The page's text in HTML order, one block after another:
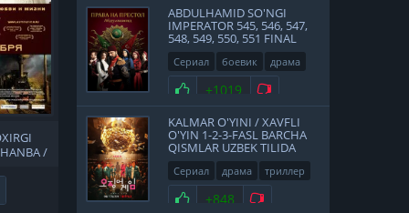
/
ABDULHAMID SO'NGI
IMPERATOR 545, 546, 547,
548, 549, 550, 551 FINAL
QISMLAR UZBEK TILIDA
Сериал боевик
драма
история
2017
Нравится
+1019 Не нравится
KALMAR O'YINI / XAVFLI
O'YIN 1-2-3-FASL BARCHA
QISMLAR UZBEK TILIDA
Сериал драма
триллер
2021
Нравится
+848 Не нравится